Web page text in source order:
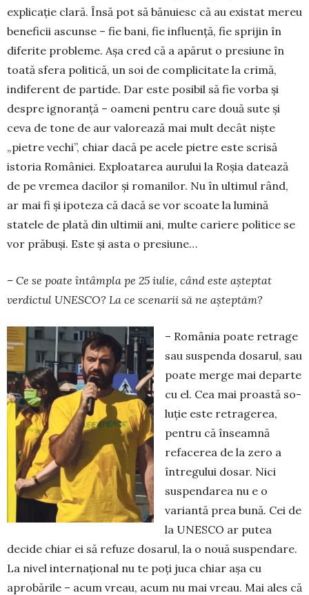
explicație clară. Însă pot să bănuiesc că au existat mereu
beneficii ascunse – fie bani, fie influență, fie sprijin în
diferite pro­bleme. Așa cred că a apărut o presiune în
toată sfe­ra politică, un soi de complicitate la crimă,
indife­rent de partide. Dar este posibil să fie vorba și
despre ignoranță – oa­meni pentru care două sute și
ceva de tone de aur valorează mai mult decât niște
„pietre vechi”, chiar dacă pe acele pietre este scrisă
istoria României. Exploatarea aurului la Roșia datează
de pe vremea dacilor și romanilor. Nu în ultimul rând,
ar mai fi și ipoteza că dacă se vor scoate la lumină
statele de plată din ultimii ani, multe cariere politice se
vor prăbuși. Este și asta o presiune…
– Ce se poate întâmpla pe 25 iulie, când este așteptat
verdictul UNESCO? La ce scenarii să ne așteptăm?
– România poate retrage
sau suspenda dosarul, sau
poate merge mai departe
cu el. Cea mai proastă so­
luție este retragerea,
pentru că înseamnă
reface­rea de la zero a
întregului dosar. Nici
suspendarea nu e o
variantă prea bună. Cei de
la UNESCO ar putea
decide chiar ei să refuze dosarul, la o nouă suspendare.
La nivel internațional nu te poți juca chiar așa cu
aprobările – acum vreau, acum nu mai vreau. Mai ales că